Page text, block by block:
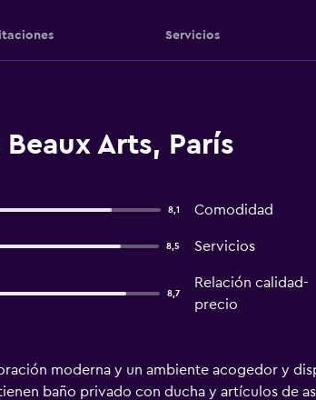
Servicios
Arts, París
8,1 Comodidad
8,5 Servicios
8,7
Relación calidad-
precio
moderna y un ambiente acogedor y
baño privado con ducha y artículos de